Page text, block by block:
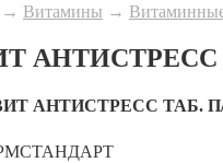
→ Витамины →
АНТИСТРЕСС
АНТИСТРЕСС ТАБ.